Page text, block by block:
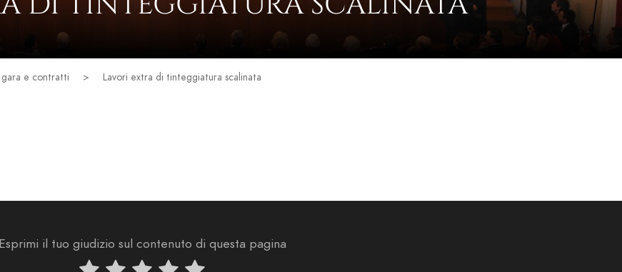
gara e contratti > Lavori extra di tinteggiatura scalinata
Esprimi il tuo giudizio sul contenuto di questa pagina